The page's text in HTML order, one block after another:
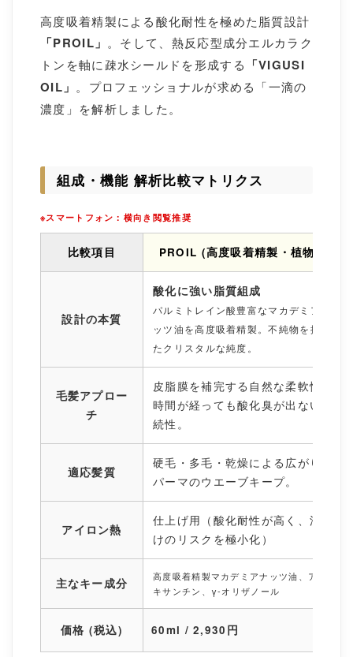
高度吸着精製による酸化耐性を極めた脂質設計
「PROIL」 。そして、熱反応型成分エルカラク
トンを軸に疎水シールドを形成する 「VIGUSI
OIL」 。プロフェッショナルが求める「一滴の
濃度」を解析しました。
組成・機能 解析比較マトリクス
※スマートフォン：横向き閲覧推奨
比較項目 PROIL (高度吸着精製・植物性)
設計の本質
酸化に強い脂質組成
パルミトレイン酸豊富なマカデミアナ
ッツ油を高度吸着精製。不純物を排し
たクリスタルな純度。
毛髪アプロー
チ
皮脂膜を補完する自然な柔軟性。
時間が経っても酸化臭が出ない持
続性。
適応髪質
硬毛・多毛・乾燥による広がり。
パーマのウエーブキープ。
アイロン熱
仕上げ用（酸化耐性が高く、油焼
けのリスクを極小化）
主なキー成分
高度吸着精製マカデミアナッツ油、アスタ
キサンチン、γ-オリザノール
価格 (税込) 60ml / 2,930円